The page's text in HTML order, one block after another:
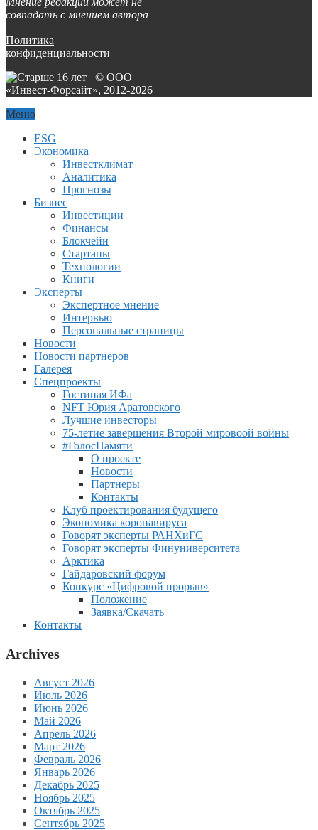
совпадать с мнением автора
Политика
конфиденциальности
© ООО
«Инвест-Форсайт», 2012-2026
Меню
ESG
Экономика
Инвестклимат
Аналитика
Прогнозы
Бизнес
Инвестиции
Финансы
Блокчейн
Стартапы
Технологии
Книги
Эксперты
Экспертное мнение
Интервью
Персональные страницы
Новости
Новости партнеров
Галерея
Спецпроекты
Гостиная ИФа
NFT Юрия Аратовского
Лучшие инвесторы
75-летие завершения Второй мировоой войны
#ГолосПамяти
О проекте
Новости
Партнеры
Контакты
Клуб проектирования будущего
Экономика коронавируса
Говорят эксперты РАНХиГС
Говорят эксперты Финуниверситета
Арктика
Гайдаровский форум
Конкурс «Цифровой прорыв»
Положение
Заявка/Скачать
Контакты
Archives
Август 2026
Июль 2026
Июнь 2026
Май 2026
Апрель 2026
Март 2026
Февраль 2026
Январь 2026
Декабрь 2025
Ноябрь 2025
Октябрь 2025
Сентябрь 2025